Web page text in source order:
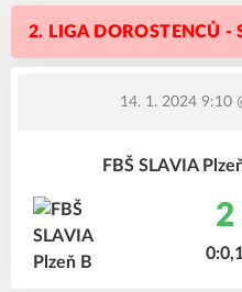
2. LIGA DOROSTENCŮ -
14. 1. 2024 9:10
FBŠ SLAVIA
2